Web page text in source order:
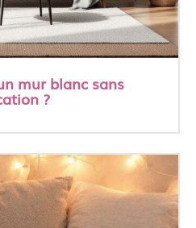
mur blanc sans
?